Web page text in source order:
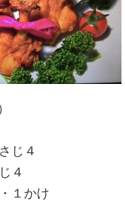
じ４
４
１かけ